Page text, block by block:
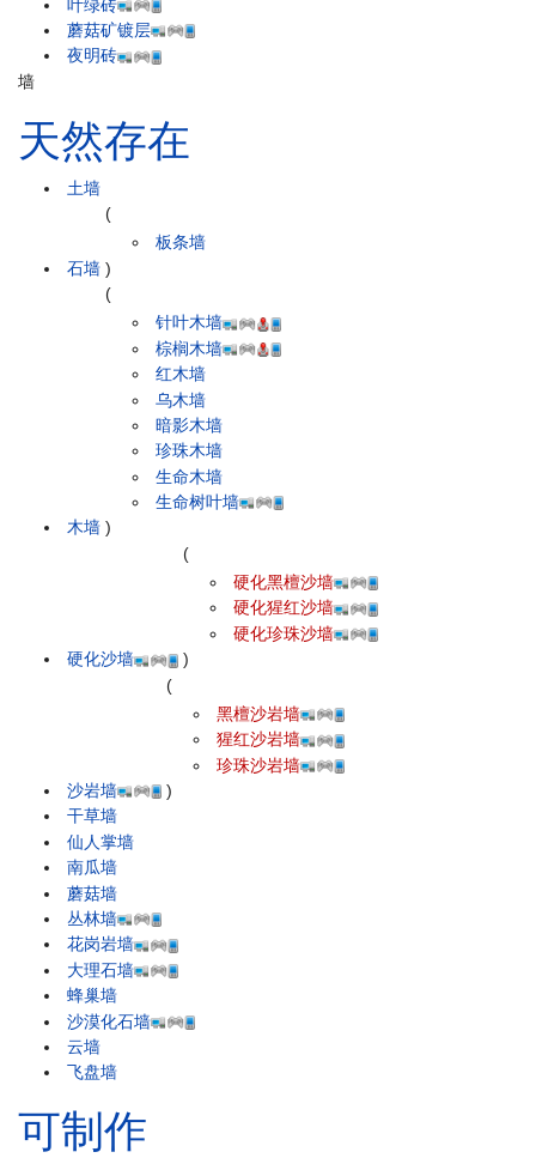
叶绿砖
蘑菇矿镀层
夜明砖
墙
天然存在
土墙
石墙
(
板条墙
)
木墙
(
针叶木墙
棕榈木墙
红木墙
乌木墙
暗影木墙
珍珠木墙
生命木墙
生命树叶墙
)
硬化沙墙
(
硬化黑檀沙墙
硬化猩红沙墙
硬化珍珠沙墙
)
沙岩墙
(
黑檀沙岩墙
猩红沙岩墙
珍珠沙岩墙
)
干草墙
仙人掌墙
南瓜墙
蘑菇墙
丛林墙
花岗岩墙
大理石墙
蜂巢墙
沙漠化石墙
云墙
飞盘墙
可制作